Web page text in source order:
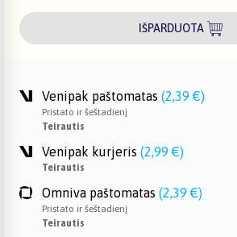
IŠPARDUOTA
Venipak paštomatas (2,39 €)
Pristato ir šeštadienį
Teirautis
Venipak kurjeris (2,99 €)
Teirautis
Omniva paštomatas (2,39 €)
Pristato ir šeštadienį
Teirautis